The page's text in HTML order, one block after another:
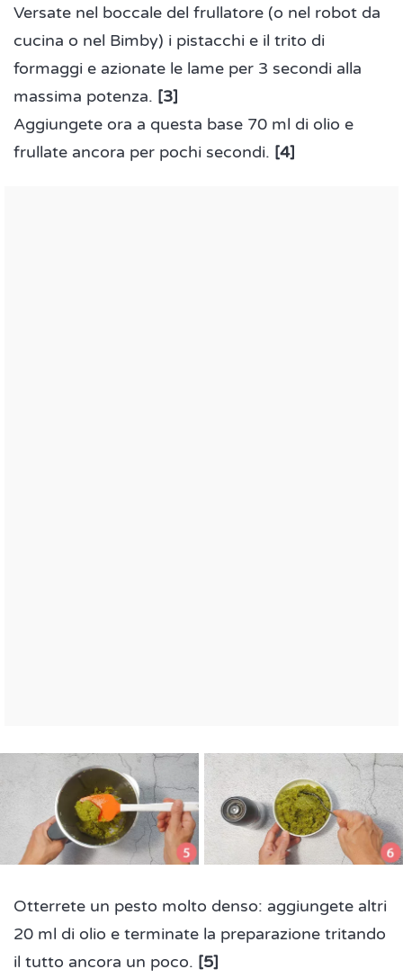
Versate nel boccale del frullatore (o nel robot da
cucina o nel Bimby) i pistacchi e il trito di
formaggi e azionate le lame per 3 secondi alla
massima potenza. [3]
Aggiungete ora a questa base 70 ml di olio e
frullate ancora per pochi secondi. [4]
Otterrete un pesto molto denso: aggiungete altri
20 ml di olio e terminate la preparazione tritando
il tutto ancora un poco. [5]